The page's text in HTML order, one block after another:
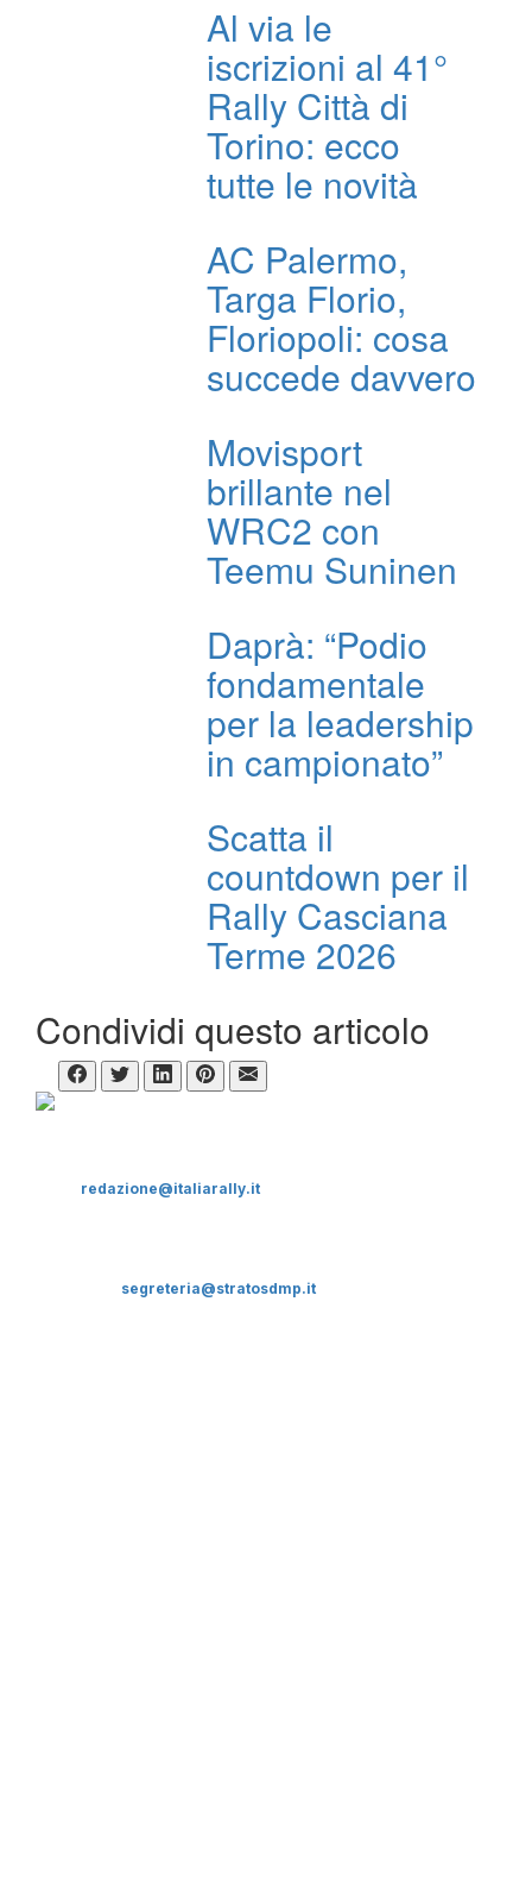
Al via le
iscrizioni al 41°
Rally Città di
Torino: ecco
tutte le novità
AC Palermo,
Targa Florio,
Floriopoli: cosa
succede davvero
Movisport
brillante nel
WRC2 con
Teemu Suninen
Daprà: “Podio
fondamentale
per la leadership
in campionato”
Scatta il
countdown per il
Rally Casciana
Terme 2026
Condividi questo articolo
redazione@italiarally.it
Editore: STRATOS D.M.P. Srl Sede Legale: via F. Petrarca, 26
segreteria@stratosdmp.it